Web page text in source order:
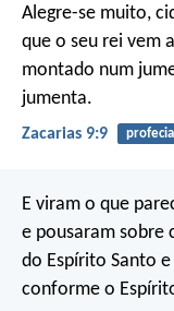
Alegre-se muito,
que o seu rei vem
montado num
jumenta.
Zacarias 9:9 profecia
E viram o que
e pousaram sobre
do Espírito Santo
conforme o